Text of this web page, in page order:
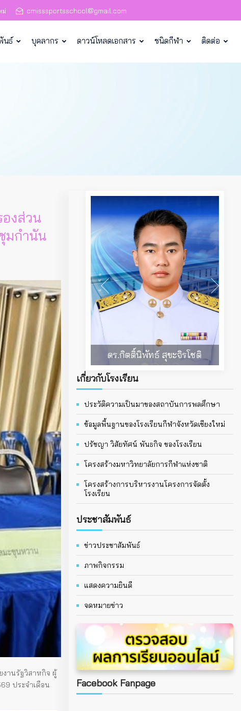
ม่ cmisssportsschool@gmail.com
นธ์ บุคลากร ดาวน์โหลดเอกสาร ชนิดกีฬา ติดต่อ
งส่วน
มกำนัน
งานรัฐวิสาหกิจ ผู้
ประจำเดือน
นางสาวเยาวลักษณ์ สุริยุทธ
เกี่ยวกับโรงเรียน
ประวัติความเป็นมาของสถาบันการพลศึกษา
ข้อมูลพื้นฐานของโรงเรียนกีฬาจังหวัดเชียงใหม่
ปรัชญา วิสัยทัศน์ พันธกิจ ของโรงเรียน
โครงสร้างมหาวิทยาลัยการกีฬาแห่งชาติ
โครงสร้างการบริหารงานโครงการจัดตั้ง
โรงเรียน
ประชาสัมพันธ์
ข่าวประชาสัมพันธ์
ภาพกิจกรรม
แสดงความยินดี
จดหมายข่าว
Facebook Fanpage